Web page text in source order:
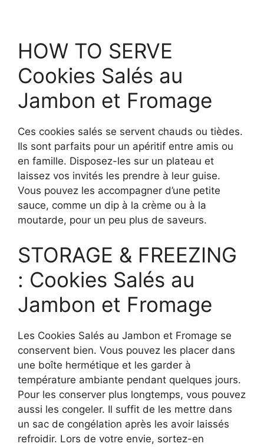
HOW TO SERVE
Cookies Salés au
Jambon et Fromage
Ces cookies salés se servent chauds ou tièdes.
Ils sont parfaits pour un apéritif entre amis ou
en famille. Disposez-les sur un plateau et
laissez vos invités les prendre à leur guise.
Vous pouvez les accompagner d’une petite
sauce, comme un dip à la crème ou à la
moutarde, pour un peu plus de saveurs.
STORAGE & FREEZING
: Cookies Salés au
Jambon et Fromage
Les Cookies Salés au Jambon et Fromage se
conservent bien. Vous pouvez les placer dans
une boîte hermétique et les garder à
température ambiante pendant quelques jours.
Pour les conserver plus longtemps, vous pouvez
aussi les congeler. Il suffit de les mettre dans
un sac de congélation après les avoir laissés
refroidir. Lors de votre envie, sortez-en